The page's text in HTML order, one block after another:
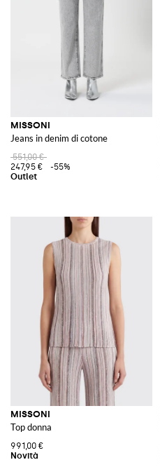
MISSONI
Jeans in denim di cotone
551,00 €
247,95 €
-55%
MISSONI
Top donna
991,00 €